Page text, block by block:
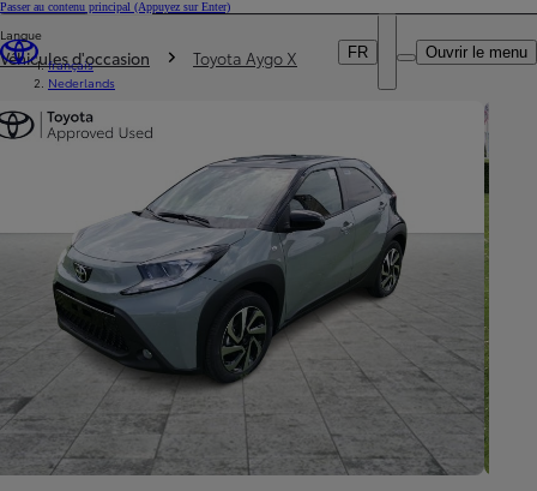
Passer au contenu principal (Appuyez sur Enter)
Professionnel
DEALER NAME
FR
Langue
français
Nederlands
Ouvrir le menu
Vous êtes ici
Véhicules d'occasion Toyota Aygo X